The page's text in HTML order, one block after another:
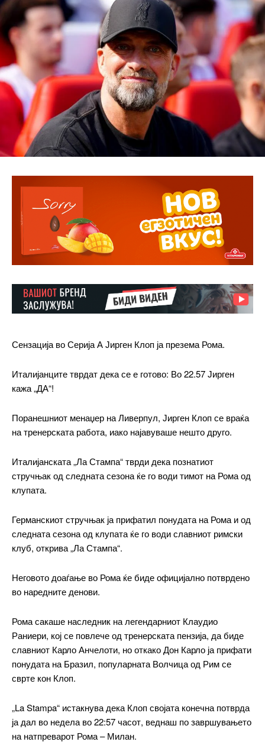
━ pricing plans
бесплатно
Сензација во Серија А Јирген Клоп ја презема Рома.
Италијанците тврдат дека се е готово: Во 22.57 Јирген
кажа „ДА“!
Поранешниот менаџер на Ливерпул, Јирген Клоп се враќа
на тренерската работа, иако најавуваше нешто друго.
Италијанската „Ла Стампа“ тврди дека познатиот
стручњак од следната сезона ќе го води тимот на Рома од
клупата.
Германскиот стручњак ја прифатил понудата на Рома и од
следната сезона од клупата ќе го води славниот римски
клуб, открива „Ла Стампа“.
Неговото доаѓање во Рома ќе биде официјално потврдено
во наредните денови.
Рома сакаше наследник на легендарниот Клаудио
Раниери, кој се повлече од тренерската пензија, да биде
славниот Карло Анчелоти, но откако Дон Карло ја прифати
понудата на Бразил, популарната Волчица од Рим се
сврте кон Клоп.
„La Stampa“ истакнува дека Клоп својата конечна потврда
ја дал во недела во 22:57 часот, веднаш по завршувањето
на натпреварот Рома – Милан.